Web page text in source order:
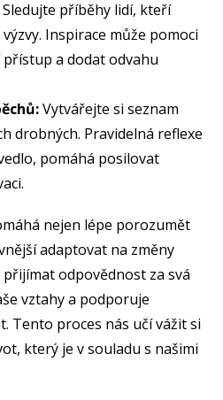
Sledujte příběhy lidí, kteří
Inspirace může pomoci
a dodat odvahu
Vytvářejte si seznam
drobných. Pravidelná reflexe
pomáhá posilovat
nejen lépe porozumět
adaptovat na změny
odpovědnost za svá
vztahy a podporuje
Tento proces nás učí vážit si
který je v souladu s našimi